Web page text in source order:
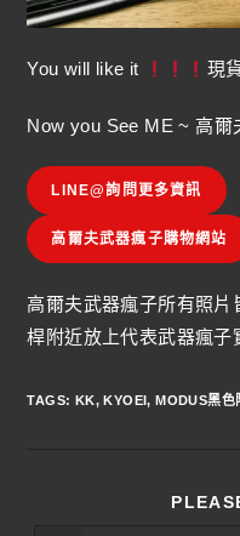
You will like it 現
Now you See ME ~ 高爾
LINE@詢問更多資訊
高爾夫武器瘋子購物網站
高爾夫武器瘋子所有照
桿附近放上代表武器瘋子
TAGS: KK, KYOEI, MODUS黑色